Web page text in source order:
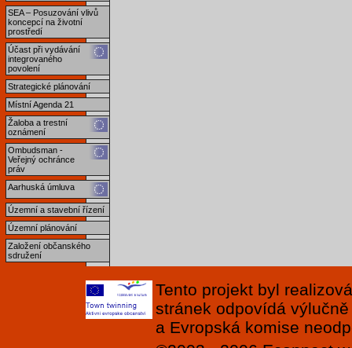
SEA – Posuzování vlivů
koncepcí na životní
prostředí
Účast při vydávání
integrovaného
povolení
Strategické plánování
Místní Agenda 21
Žaloba a trestní
oznámení
Ombudsman -
Veřejný ochránce
práv
Aarhuská úmluva
Územní a stavební řízení
Územní plánování
Založení občanského
sdružení
Tento projekt byl
stránek odpovídá
a Evropská komise